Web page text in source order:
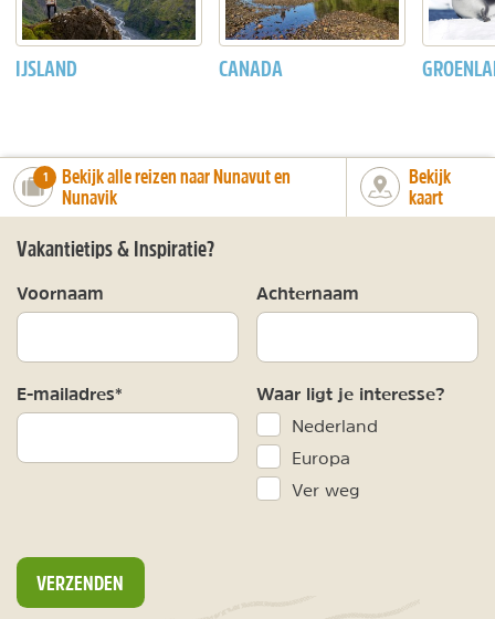
IJSLAND CANADA
number_of_trips:
1
Bekijk alle reizen naar Nunavut en
Nunavik
Bekijk
kaart
Vakantietips & Inspiratie?
Voornaam Achternaam
E-mailadres* Waar ligt je interesse?
Nederland
Europa
Ver weg
VERZENDEN